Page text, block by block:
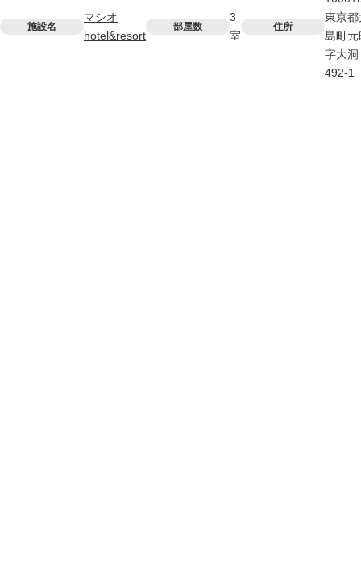
施設名
マシオ
hotel&resort
部屋数
3
室
住所
東京都
島町元
字大洞
492-1